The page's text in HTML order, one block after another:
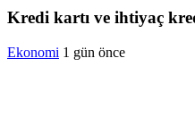
Kredi kartı ve ihtiyaç
Ekonomi 1 gün önce